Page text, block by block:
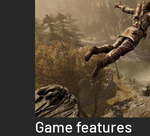
Game features